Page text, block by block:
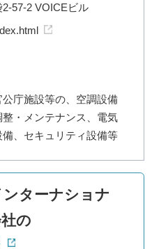
57-2 VOICEビル
庁施設等の、空調設備
・メンテナンス、電気
、セキュリティ設備等
ターナショナ
の